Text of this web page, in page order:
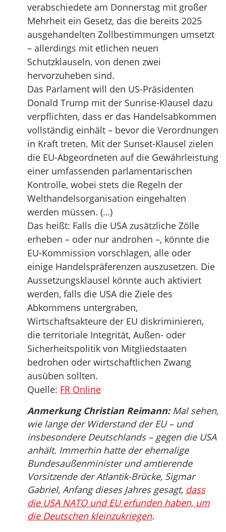
verabschiedete am Donnerstag mit großer
Mehrheit ein Gesetz, das die bereits 2025
ausgehandelten Zollbestimmungen umsetzt
– allerdings mit etlichen neuen
Schutzklauseln, von denen zwei
hervorzuheben sind.
Das Parlament will den US-Präsidenten
Donald Trump mit der Sunrise-Klausel dazu
verpflichten, dass er das Handelsabkommen
vollständig einhält – bevor die Verordnungen
in Kraft treten. Mit der Sunset-Klausel zielen
die EU-Abgeordneten auf die Gewährleistung
einer umfassenden parlamentarischen
Kontrolle, wobei stets die Regeln der
Welthandelsorganisation eingehalten
werden müssen. (…)
Das heißt: Falls die USA zusätzliche Zölle
erheben – oder nur androhen –, könnte die
EU-Kommission vorschlagen, alle oder
einige Handelspräferenzen auszusetzen. Die
Aussetzungsklausel könnte auch aktiviert
werden, falls die USA die Ziele des
Abkommens untergraben,
Wirtschaftsakteure der EU diskriminieren,
die territoriale Integrität, Außen- oder
Sicherheitspolitik von Mitgliedstaaten
bedrohen oder wirtschaftlichen Zwang
ausüben sollten.
Quelle: FR Online
Anmerkung Christian Reimann:Mal sehen,
wie lange der Widerstand der EU – und
insbesondere Deutschlands – gegen die USA
anhält. Immerhin hatte der ehemalige
Bundesaußenminister und amtierende
Vorsitzende der Atlantik-Brücke, Sigmar
Gabriel, Anfang dieses Jahres gesagt, dass
die USA NATO und EU erfunden haben, um
die Deutschen kleinzukriegen.